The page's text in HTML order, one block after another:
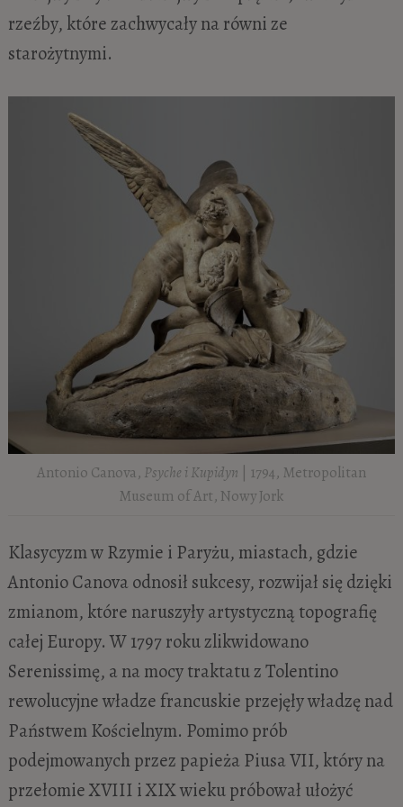
rzeźby, które zachwycały na równi ze
starożytnymi.
Antonio Canova, Psyche i Kupidyn | 1794, Metropolitan
Museum of Art, Nowy Jork
Klasycyzm w Rzymie i Paryżu, miastach, gdzie
Antonio Canova odnosił sukcesy, rozwijał się dzięki
zmianom, które naruszyły artystyczną topografię
całej Europy. W 1797 roku zlikwidowano
Serenissimę, a na mocy traktatu z Tolentino
rewolucyjne władze francuskie przejęły władzę nad
Państwem Kościelnym. Pomimo prób
podejmowanych przez papieża Piusa VII, który na
przełomie XVIII i XIX wieku próbował ułożyć